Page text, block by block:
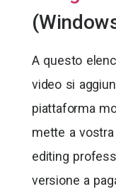
A questo
video si
piattaforma
mette a
editing
versione a